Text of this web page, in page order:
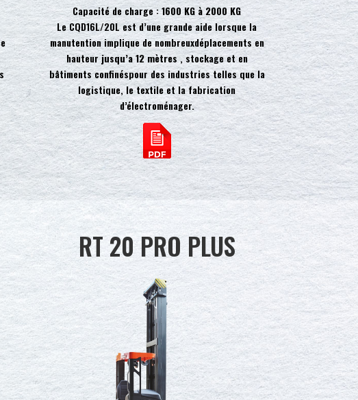
Capacité de charge :1600 KG à 2000 KG
Le CQD16L/20L est d’une grande aide lorsque la
manutention implique de nombreuxdéplacements en
hauteurjusqu’a 12 mètres, stockage et en
bâtiments confinéspour des industries telles que la
logistique, le textile et la fabrication
d’électroménager.
RT 20 PRO PLUS